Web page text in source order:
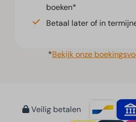
boeken*
Betaal later of in
*Bekijk onze
Veilig betalen